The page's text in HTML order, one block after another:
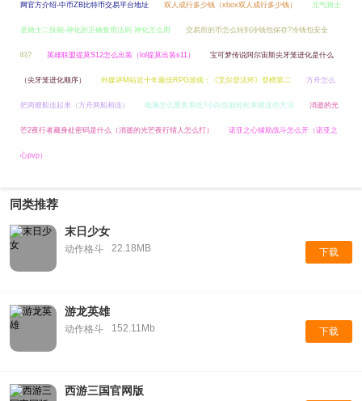
网官方介绍-中币ZB比特币交易平台地址 双人成行多少钱（xbox双人成行多少钱） 元气骑士
圣骑士二技能-神化的正确食用法则 神化怎么用 交易所的币怎么转到冷钱包保存?冷钱包安全
吗? 英雄联盟提莫S12怎么出装（lol提莫出装s11） 宝可梦传说阿尔宙斯尖牙笼进化是什么
（尖牙笼进化顺序） 外媒评M站近十年最佳RPG游戏：《艾尔登法环》登榜第二 方舟怎么
把两艘船连起来（方舟两船相连） 电脑怎么重装系统?小白也能轻松掌握这些方法 消逝的光
芒2夜行者藏身处密码是什么（消逝的光芒夜行猎人怎么打） 诺亚之心辅助战斗怎么开（诺亚之
心pvp）
同类推荐
末日少女
动作格斗 22.18MB 下载
游龙英雄
动作格斗 152.11Mb 下载
西游三国官网版